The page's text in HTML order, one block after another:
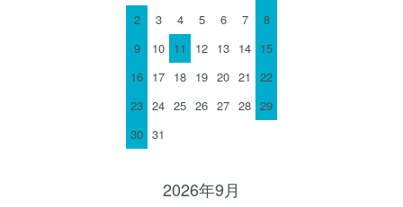
2
3 4 5 6 7
8
9
10 11 12 13 14 15
16 17 18 19 20 21
22
23 24 25 26 27 28 29
30 31
2026年9月